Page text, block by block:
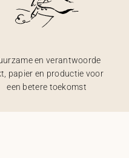
en verantwoorde
papier en productie voor
een betere toekomst